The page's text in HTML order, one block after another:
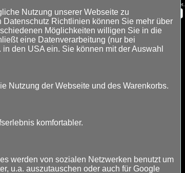
Nutzung unserer Webseite zu
Richtlinien können Sie mehr über
Möglichkeiten willigen Sie in die
eine Datenverarbeitung (nur bei
den USA ein. Sie können mit der Auswahl
Nutzung der Webseite und des Warenkorbs.
komfortabler.
werden von sozialen Netzwerken benutzt um
u.a. auszutauschen oder auch für Google
Rechteinhaber und werden nur zur besseren Kenntlichmachung verwendet.